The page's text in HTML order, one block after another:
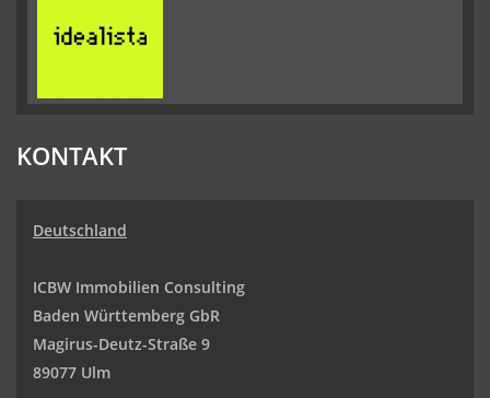
KONTAKT
Deutschland
ICBW Immobilien Consulting
Baden Württemberg GbR
Magirus-Deutz-Straße 9
89077 Ulm